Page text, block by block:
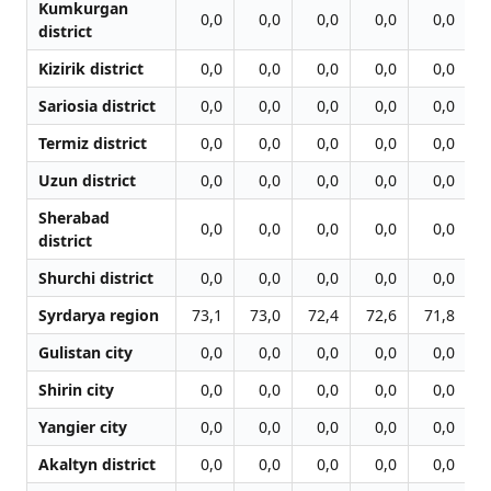
Kumkurgan
district
0,0 0,0 0,0 0,0 0,0
Kizirik district 0,0 0,0 0,0 0,0
0,0
Sariosia district
0,0 0,0 0,0 0,0
0,0
Termiz district
0,0 0,0 0,0 0,0
0,0
Uzun district
0,0 0,0 0,0 0,0
0,0
Sherabad
district
0,0 0,0 0,0 0,0 0,0
Shurchi district 0,0 0,0 0,0 0,0
0,0
Syrdarya region
73,1 73,0 72,4 72,6 71,8
Gulistan city
0,0 0,0 0,0 0,0
0,0
Shirin city
0,0 0,0 0,0 0,0
0,0
Yangier city
0,0 0,0 0,0 0,0
0,0
Akaltyn district
0,0 0,0 0,0 0,0 0,0